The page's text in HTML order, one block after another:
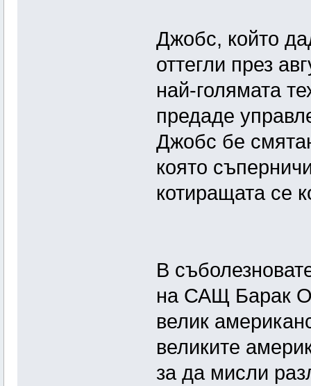
Джобс, който
оттегли през
най-голямата
предаде
Джобс бе
която
котиращата се
В
на САЩ Барак
велик
великите
за да мисли